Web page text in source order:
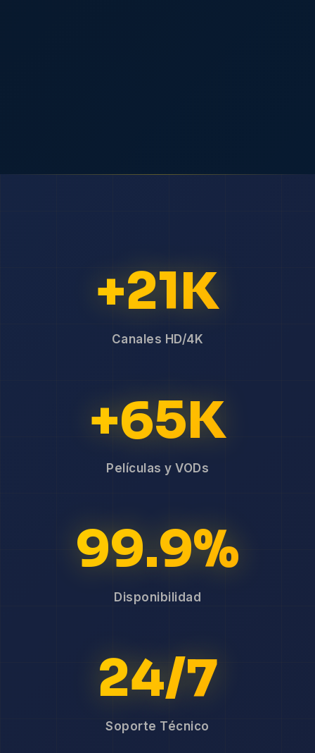
+21K
Canales HD/4K
+65K
Películas y VODs
99.9%
Disponibilidad
24/7
Soporte Técnico